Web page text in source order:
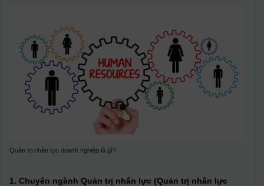
Quản trị nhân lực doanh nghiệp là gì?
1. Chuyên ngành Quản trị nhân lực (Quản trị nhân lực